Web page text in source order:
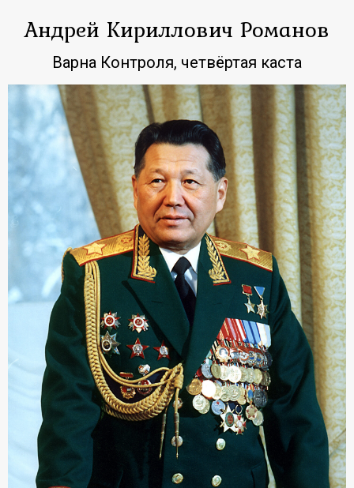
Андрей Кириллович Романов
Варна Контроля, четвёртая каста